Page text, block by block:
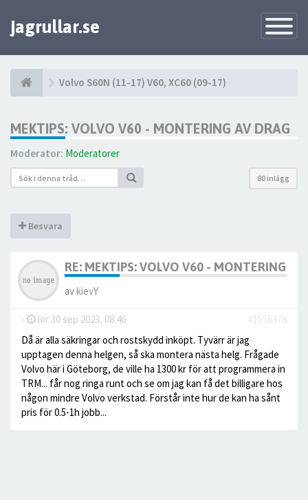
Toggle
jagrullar.se
Volvo S60N (11-17) V60, XC60 (09-17)
MEKTIPS: VOLVO V60 - MONTERING AV DRAG
Moderator: Moderatorer
80 inlägg
Besvara
RE: MEKTIPS: VOLVO V60 - MONTERING AV
avkievY
- lör 30 sep 2023, 08:46
#1556378
Då är alla säkringar och rostskydd inköpt. Tyvärr är jag
upptagen denna helgen, så ska montera nästa helg. Frågade
Volvo här i Göteborg, de ville ha 1300 kr för att programmera in
TRM... får nog ringa runt och se om jag kan få det billigare hos
någon mindre Volvo verkstad. Förstår inte hur de kan ha sånt
pris för 0.5-1h jobb...